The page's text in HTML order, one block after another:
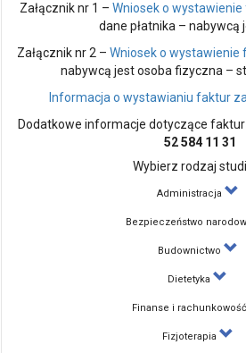
Załącznik nr 1 – Wniosek o
dane płatnika – nabywcą
Załącznik nr 2 – Wniosek o wystawienie
nabywcą jest osoba fizyczna –
Informacja o wystawianiu faktur
Dodatkowe informacje dotyczące
52 584 11 31
Wybierz rodzaj
Administracja
Bezpieczeństwo
Budownictwo
Dietetyka
Finanse i rachunkowość
Fizjoterapia